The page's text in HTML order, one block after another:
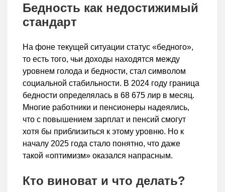
Бедность как недостижимый
стандарт
На фоне текущей ситуации статус «бедного»,
то есть того, чьи доходы находятся между
уровнем голода и бедности, стал символом
социальной стабильности. В 2024 году граница
бедности определялась в 68 675 лир в месяц.
Многие работники и пенсионеры надеялись,
что с повышением зарплат и пенсий смогут
хотя бы приблизиться к этому уровню. Но к
началу 2025 года стало понятно, что даже
такой «оптимизм» оказался напрасным.
Кто виноват и что делать?